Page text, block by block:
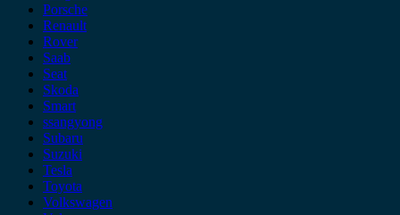
Porsche
Renault
Rover
Saab
Seat
Skoda
Smart
ssangyong
Subaru
Suzuki
Tesla
Toyota
Volkswagen